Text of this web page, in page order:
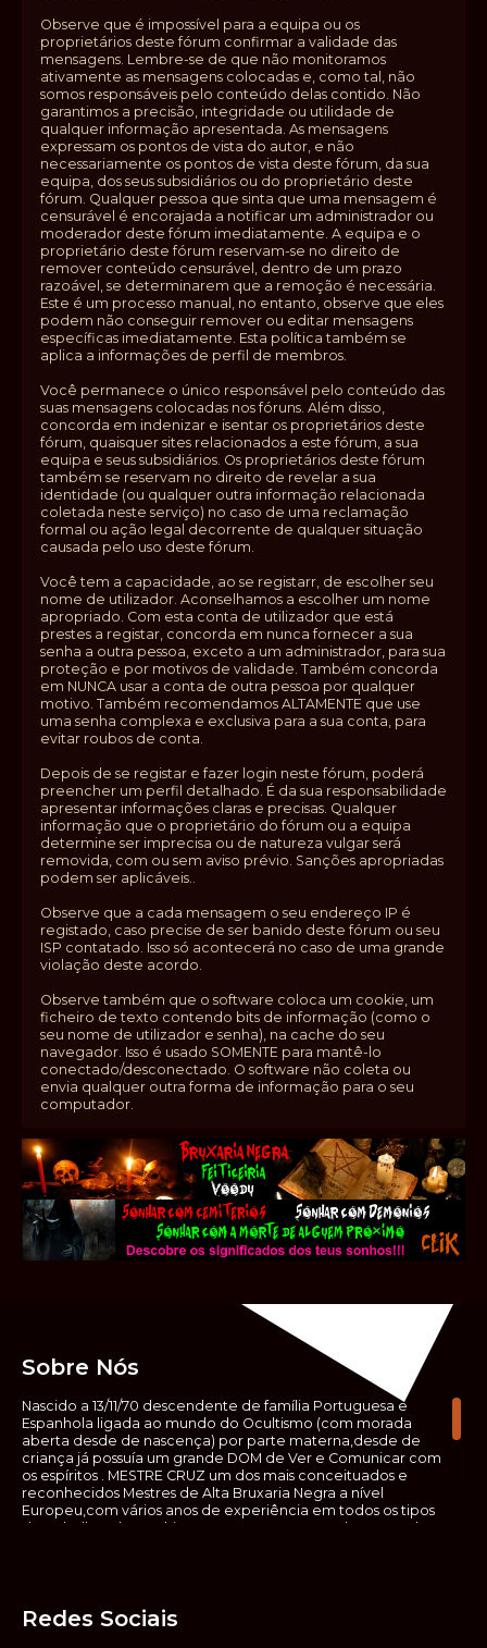
Observe que é impossível para a equipa ou os
proprietários deste fórum confirmar a validade das
mensagens. Lembre-se de que não monitoramos
ativamente as mensagens colocadas e, como tal, não
somos responsáveis pelo conteúdo delas contido. Não
garantimos a precisão, integridade ou utilidade de
qualquer informação apresentada. As mensagens
expressam os pontos de vista do autor, e não
necessariamente os pontos de vista deste fórum, da sua
equipa, dos seus subsidiários ou do proprietário deste
fórum. Qualquer pessoa que sinta que uma mensagem é
censurável é encorajada a notificar um administrador ou
moderador deste fórum imediatamente. A equipa e o
proprietário deste fórum reservam-se no direito de
remover conteúdo censurável, dentro de um prazo
razoável, se determinarem que a remoção é necessária.
Este é um processo manual, no entanto, observe que eles
podem não conseguir remover ou editar mensagens
específicas imediatamente. Esta política também se
aplica a informações de perfil de membros.
Você permanece o único responsável pelo conteúdo das
suas mensagens colocadas nos fóruns. Além disso,
concorda em indenizar e isentar os proprietários deste
fórum, quaisquer sites relacionados a este fórum, a sua
equipa e seus subsidiários. Os proprietários deste fórum
também se reservam no direito de revelar a sua
identidade (ou qualquer outra informação relacionada
coletada neste serviço) no caso de uma reclamação
formal ou ação legal decorrente de qualquer situação
causada pelo uso deste fórum.
Você tem a capacidade, ao se registarr, de escolher seu
nome de utilizador. Aconselhamos a escolher um nome
apropriado. Com esta conta de utilizador que está
prestes a registar, concorda em nunca fornecer a sua
senha a outra pessoa, exceto a um administrador, para sua
proteção e por motivos de validade. Também concorda
em NUNCA usar a conta de outra pessoa por qualquer
motivo. Também recomendamos ALTAMENTE que use
uma senha complexa e exclusiva para a sua conta, para
evitar roubos de conta.
Depois de se registar e fazer login neste fórum, poderá
preencher um perfil detalhado. É da sua responsabilidade
apresentar informações claras e precisas. Qualquer
informação que o proprietário do fórum ou a equipa
determine ser imprecisa ou de natureza vulgar será
removida, com ou sem aviso prévio. Sanções apropriadas
podem ser aplicáveis..
Observe que a cada mensagem o seu endereço IP é
registado, caso precise de ser banido deste fórum ou seu
ISP contatado. Isso só acontecerá no caso de uma grande
violação deste acordo.
Observe também que o software coloca um cookie, um
ficheiro de texto contendo bits de informação (como o
seu nome de utilizador e senha), na cache do seu
navegador. Isso é usado SOMENTE para mantê-lo
conectado/desconectado. O software não coleta ou
envia qualquer outra forma de informação para o seu
computador.
Sobre Nós
Nascido a 13/11/70 descendente de família Portuguesa e
Espanhola ligada ao mundo do Ocultismo (com morada
aberta desde de nascença) por parte materna,desde de
criança já possuía um grande DOM de Ver e Comunicar com
os espíritos . MESTRE CRUZ um dos mais conceituados e
reconhecidos Mestres de Alta Bruxaria Negra a nível
Europeu,com vários anos de experiência em todos os tipos
de trabalhos de Ocultismo. Escreveu os seus saberes ocultos
não o faça sem precauções e sem possuir a devida
Redes Sociais